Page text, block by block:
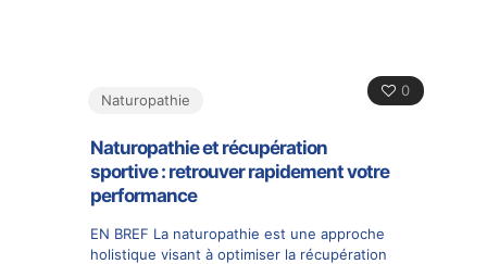
0
Naturopathie
Naturopathie et récupération
sportive : retrouver rapidement votre
performance
EN BREF La naturopathie est une approche
holistique visant à optimiser la récupération